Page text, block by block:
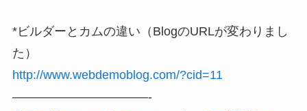
*ビルダーとカムの違い（BlogのURLが変わりまし
た）
http://www.webdemoblog.com/?cid=11
———————————-